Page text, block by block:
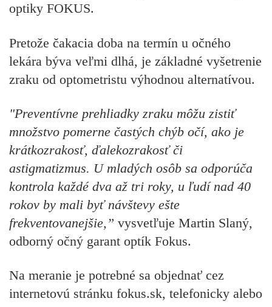
optiky FOKUS.
Pretože čakacia doba na termín u očného
lekára býva veľmi dlhá, je základné vyšetrenie
zraku od optometristu výhodnou alternatívou.
"Preventívne prehliadky zraku môžu zistiť
množstvo pomerne častých chýb očí, ako je
krátkozrakosť, ďalekozrakosť či
astigmatizmus. U mladých osôb sa odporúča
kontrola každé dva až tri roky, u ľudí nad 40
rokov by mali byť návštevy ešte
frekventovanejšie,” vysvetľuje Martin Slaný,
odborný očný garant optík Fokus.
Na meranie je potrebné sa objednať cez
internetovú stránku fokus.sk, telefonicky alebo